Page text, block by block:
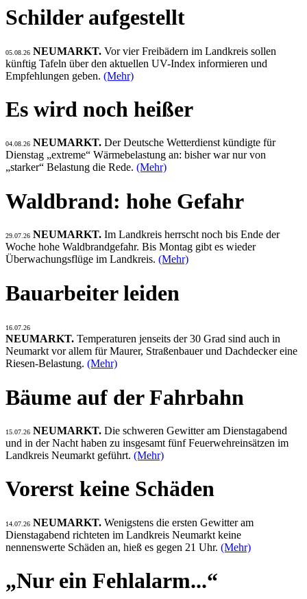
Schilder aufgestellt
05.08.26 NEUMARKT. Vor vier Freibädern im Landkreis sollen
künftig Tafeln über den aktuellen UV-Index informieren und
Empfehlungen geben. (Mehr)
Es wird noch heißer
04.08.26 NEUMARKT. Der Deutsche Wetterdienst kündigte für
Dienstag „extreme“ Wärmebelastung an: bisher war nur von
„starker“ Belastung die Rede. (Mehr)
Waldbrand: hohe Gefahr
29.07.26 NEUMARKT. Im Landkreis herrscht noch bis Ende der
Woche hohe Waldbrandgefahr. Bis Montag gibt es wieder
Überwachungsflüge im Landkreis. (Mehr)
Bauarbeiter leiden
16.07.26
NEUMARKT. Temperaturen jenseits der 30 Grad sind auch in
Neumarkt vor allem für Maurer, Straßenbauer und Dachdecker eine
Riesen-Belastung. (Mehr)
Bäume auf der Fahrbahn
15.07.26 NEUMARKT. Die schweren Gewitter am Dienstagabend
und in der Nacht haben zu insgesamt fünf Feuerwehreinsätzen im
Landkreis Neumarkt geführt. (Mehr)
Vorerst keine Schäden
14.07.26 NEUMARKT. Wenigstens die ersten Gewitter am
Dienstagabend richteten im Landkreis Neumarkt keine
nennenswerte Schäden an, hieß es gegen 21 Uhr. (Mehr)
„Nur ein Fehlalarm...“